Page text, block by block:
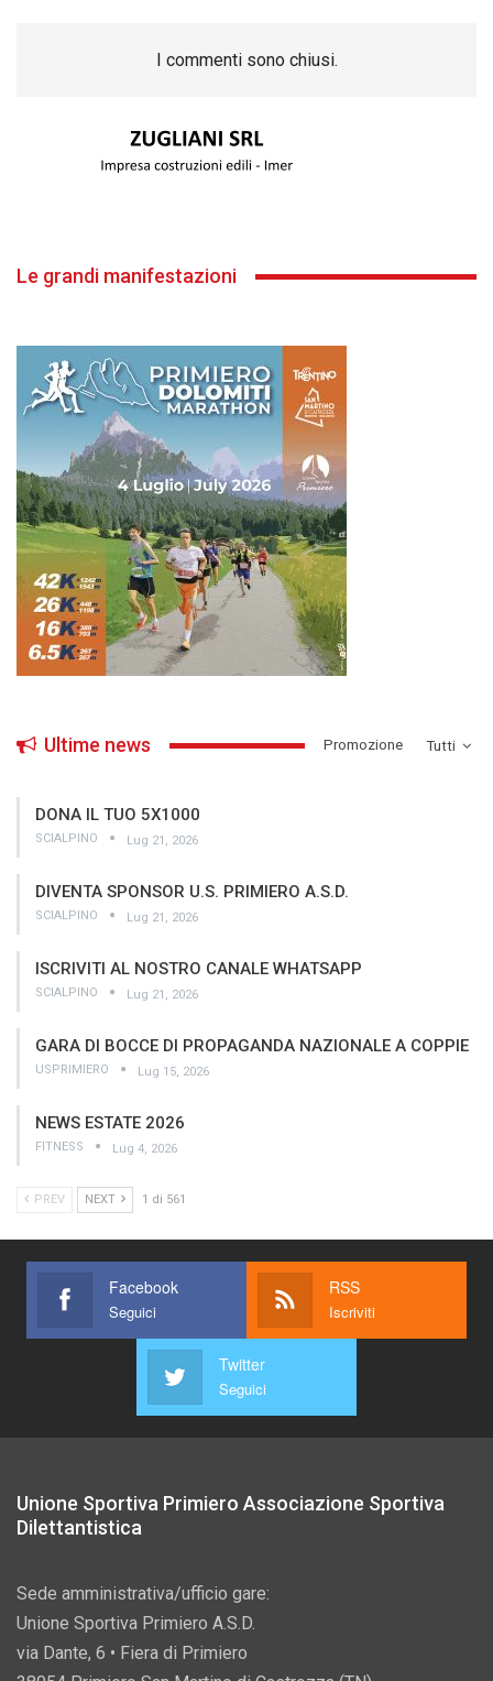
I commenti sono chiusi.
Le grandi manifestazioni
Tutti
Ultime news ­Promozione
DONA IL TUO 5X1000
SCIALPINO Lug 21, 2026
DIVENTA SPONSOR U.S. PRIMIERO A.S.D.
SCIALPINO Lug 21, 2026
ISCRIVITI AL NOSTRO CANALE WHATSAPP
SCIALPINO Lug 21, 2026
GARA DI BOCCE DI PROPAGANDA NAZIONALE A COPPIE
USPRIMIERO Lug 15, 2026
NEWS ESTATE 2026
FITNESS Lug 4, 2026
PREV NEXT 1 di 561
Facebook
Seguici
RSS
Iscriviti
Twitter
Seguici
Unione Sportiva Primiero Associazione Sportiva
Dilettantistica
Sede amministrativa/ufficio gare:
Unione Sportiva Primiero A.S.D.
via Dante, 6 • Fiera di Primiero